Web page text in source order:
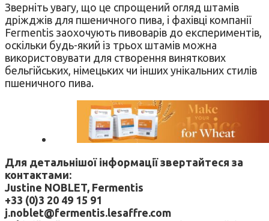
Зверніть увагу, що це спрощений огляд штамів
дріжджів для пшеничного пива, і фахівці компанії
Fermentis заохочують пивоварів до експериментів,
оскільки будь-який із трьох штамів можна
використовувати для створення виняткових
бельгійських, німецьких чи інших унікальних стилів
пшеничного пива.
Для детальнішої інформації звертайтеся за
контактами:
Justine NOBLET, Fermentis
+33 (0)3 20 49 15 91
j.noblet@fermentis.lesaffre.com